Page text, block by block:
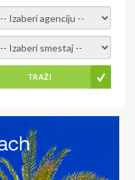
- izaberi agenciju -
- Izaberite smestaj -
TRAŽI